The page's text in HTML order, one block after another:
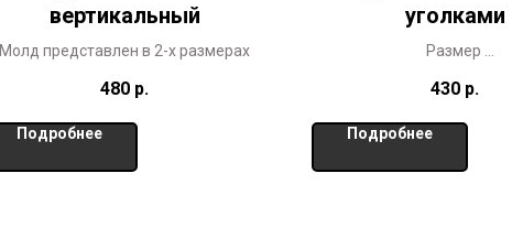
вертикальный
Молд представлен в 2-х размерах
480 р.
Подробнее
уголками
Размер
молдинг 1 х 20 см
430 р.
Подробнее